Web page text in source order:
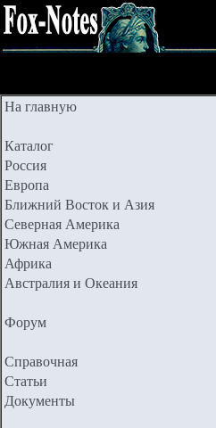
На главную
Каталог
Россия
Европа
Ближний Восток и Азия
Северная Америка
Южная Америка
Африка
Австралия и Океания
Форум
Справочная
Статьи
Документы